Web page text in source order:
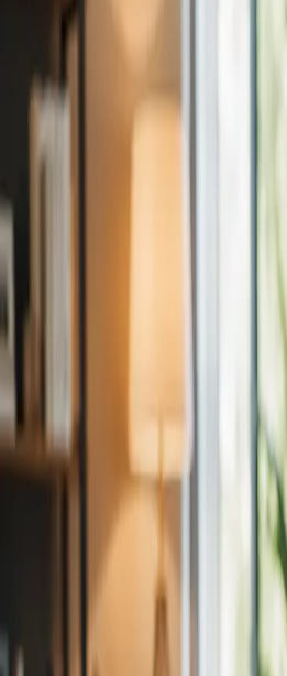
Consultas con
disponibles
Los perfiles se actualizan a medida
Cardiología Especialista
Duration
Cardiología
Consulta Diagnostico
From